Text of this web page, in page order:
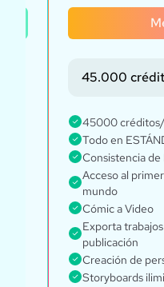
45.000
45000
Todo en
Consistencia de
Acceso al
mundo
Cómic a Video
Exporta
publicación
Creación de
Storyboards